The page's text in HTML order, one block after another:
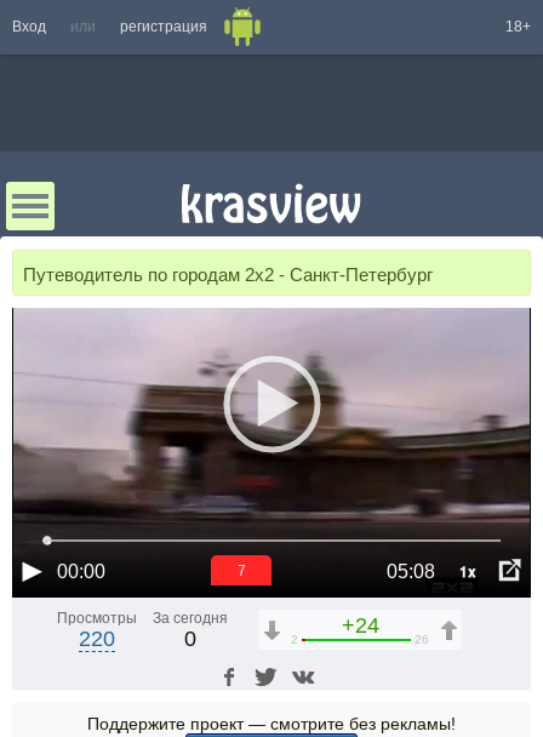
Вход или регистрация 18+
Путеводитель по городам 2x2 - Санкт-Петербург
00:00 05:08 1x
6
Просмотры
220
За сегодня
0
+24
2 26
Поддержите проект — смотрите без рекламы!